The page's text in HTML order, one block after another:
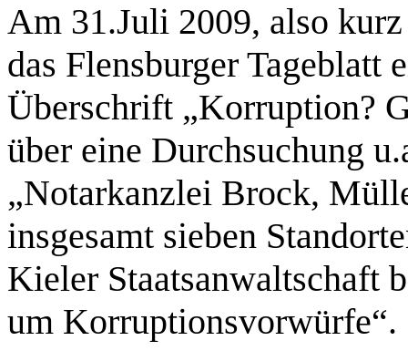
Am 31.Juli 2009, also
das Flensburger
Überschrift „Korruption?
über eine Durchsuchung
„Notarkanzlei Brock,
insgesamt sieben
Kieler Staatsanwaltschaft
um Korruptionsvorwürfe“.